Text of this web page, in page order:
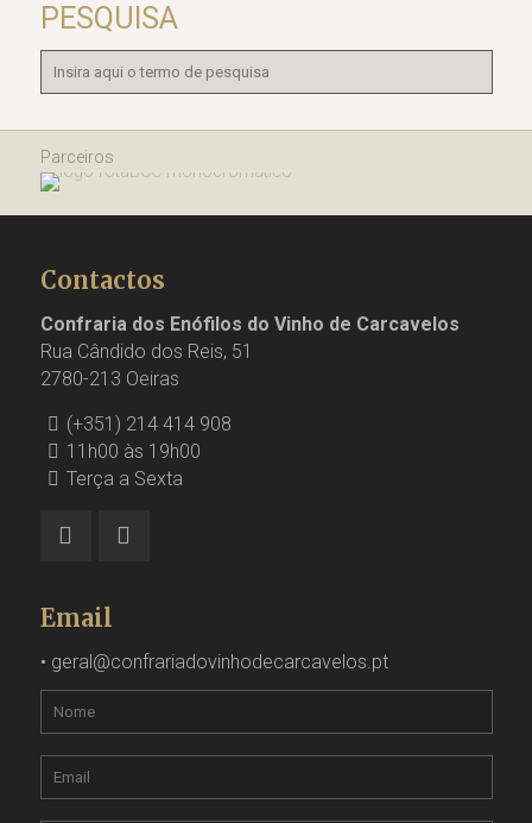
PESQUISA
Parceiros
Contactos
Confraria dos Enófilos do Vinho de Carcavelos
Rua Cândido dos Reis, 51
2780-213 Oeiras
(+351) 214 414 908
11h00 às 19h00
Terça a Sexta
Email
• geral@confrariadovinhodecarcavelos.pt